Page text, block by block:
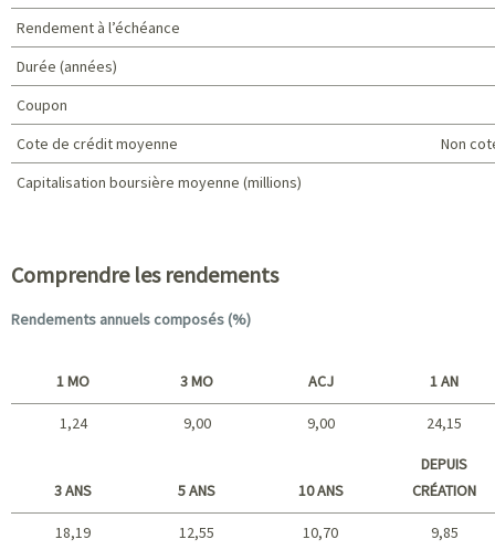
Rendement à l’échéance
Durée (années)
Coupon
Cote de crédit moyenne
Non
Capitalisation boursière moyenne (millions)
Comprendre les rendements
Rendements annuels composés (%)
1 MO 3 MO ACJ 1 AN
1,24 9,00 9,00 24,15
3 ANS 5 ANS 10 ANS
DEPUIS
CRÉATION
18,19 12,55 10,70 9,85